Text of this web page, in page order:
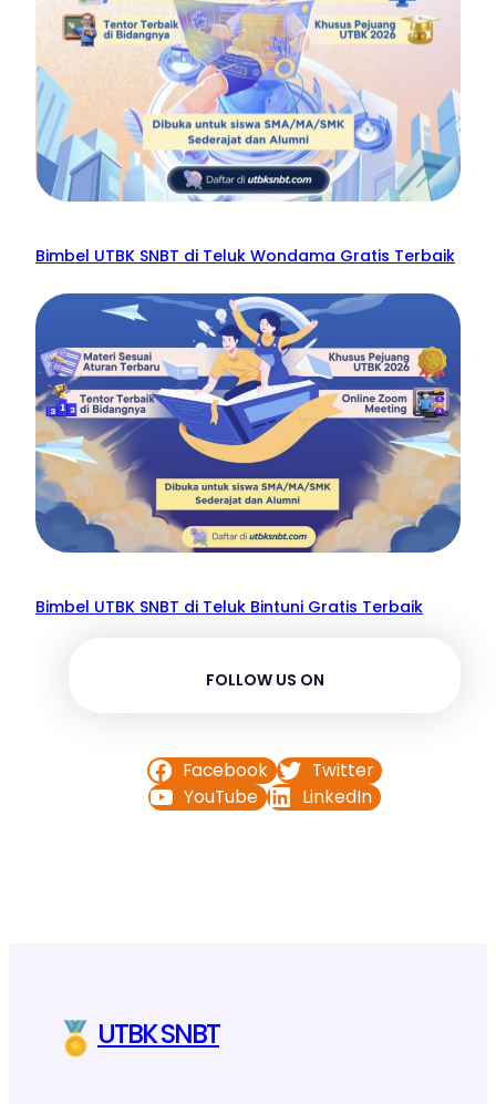
Bimbel UTBK SNBT di Teluk Wondama Gratis Terbaik
Bimbel UTBK SNBT di Teluk Bintuni Gratis Terbaik
FOLLOW US ON
Facebook
Twitter
YouTube
LinkedIn
UTBK SNBT